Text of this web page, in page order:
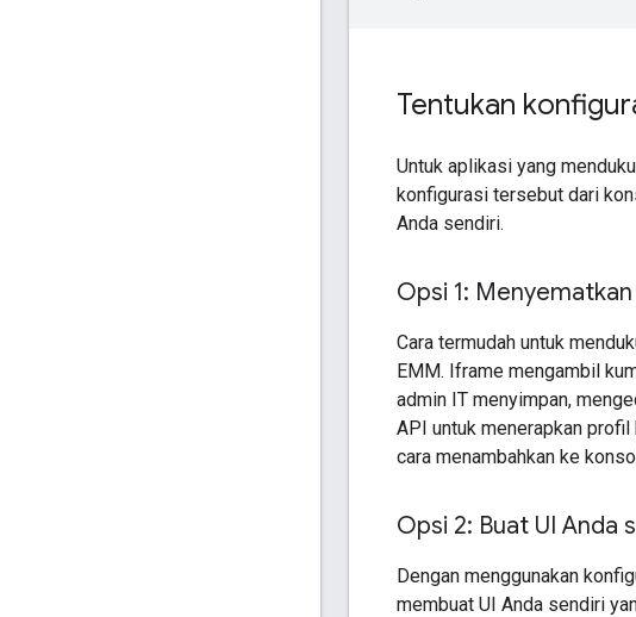
Tentukan
Untuk aplikasi yang
konfigurasi tersebut dari
Anda sendiri.
Opsi 1:
Cara termudah untuk
EMM. Iframe mengambil
admin IT menyimpan,
API untuk menerapkan
cara menambahkan ke
Opsi 2: Buat UI Anda
Dengan menggunakan
membuat UI Anda sendiri